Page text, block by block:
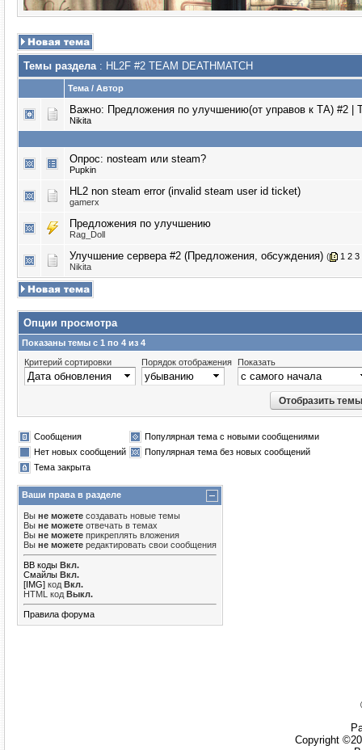
Темы раздела: HL2F #2 TEAM DEATHMATCH
Тема / Автор
Важно: Предложения по улучшению(от управов к ТА) #2 |
Nikita
Опрос: nosteam или steam?
Puрkin
HL2 non steam error (invalid steam user id ticket)
gamerx
Предложения по улучшению
Rag_Doll
Улучшение сервера #2 (Предложения, обсуждения) ( 1 2 3
Nikita
Опции просмотра
Показаны темы с 1 по 4 из 4
Критерий сортировки
Порядок отображения Показать
Сообщения
Популярная тема с новыми сообщениями
Нет новых сообщений
Популярная тема без новых сообщений
Тема закрыта
Ваши права в разделе
Вы не можете создавать новые темы
Вы не можете отвечать в темах
Вы не можете прикреплять вложения
Вы не можете редактировать свои сообщения
BB коды Вкл.
Смайлы Вкл.
[IMG] код Вкл.
HTML код Выкл.
Правила форума
Copyright